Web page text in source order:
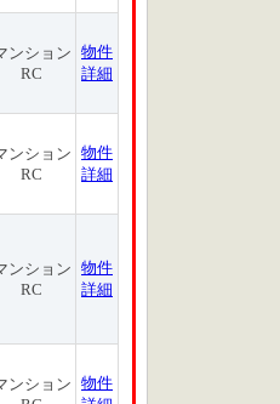
ンション
RC
物件
詳細
ンション
RC
物件
詳細
ンション
RC
物件
詳細
ンション 物件